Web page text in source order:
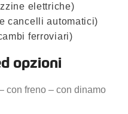
elettriche)
cancelli automatici)
ferroviari)
opzioni
con freno – con dinamo